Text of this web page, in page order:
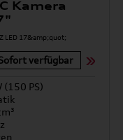
Kamera
verfügbar
(150 PS)